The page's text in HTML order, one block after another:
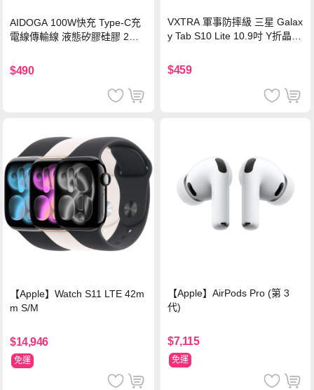
AIDOGA 100W快充 Type-C充
電線傳輸線 液態矽膠硅膠 2M
$490
VXTRA 軍事防摔級 三星 Galax
y Tab S10 Lite 10.9吋 Y折晶透
$459
【Apple】Watch S11 LTE 42m
m S/M
$14,946
免運
【Apple】AirPods Pro (第 3
代)
$7,115
免運